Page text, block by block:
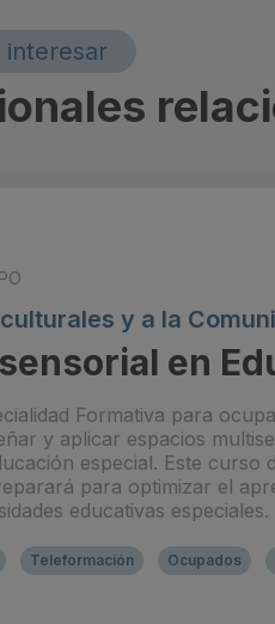
interesar
y a la
en
Formativa para
y aplicar espacios
especial. Este curso
para optimizar el
educativas especiales.
Teleformación Ocupados